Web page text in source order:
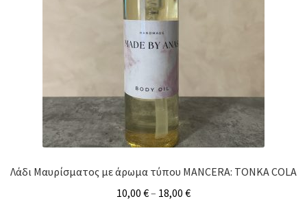
Λάδι Μαυρίσματος με άρωμα τύπου MANCERA: TONKA COLA
10,00 €– 18,00 €